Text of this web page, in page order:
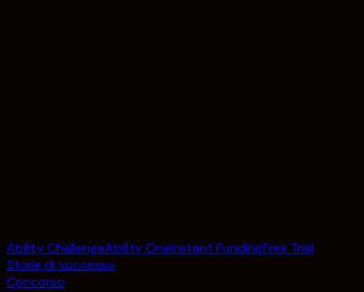
Ability ChallengeAbility OneInstant FundingFree Trial
Storie di successo
Concorso